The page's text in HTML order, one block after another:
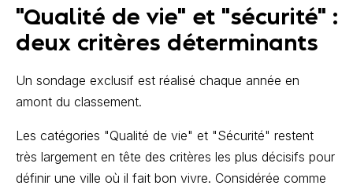
"Qualité de vie" et "sécurité" :
deux critères déterminants
Un sondage exclusif est réalisé chaque année en
amont du classement.
Les catégories "Qualité de vie" et "Sécurité" restent
très largement en tête des critères les plus décisifs pour
définir une ville où il fait bon vivre. Considérée comme